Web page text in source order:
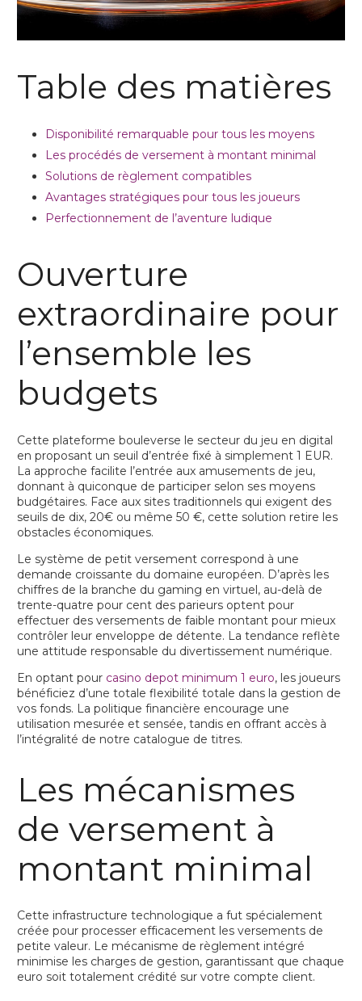
Table des matières
Disponibilité remarquable pour tous les moyens
Les procédés de versement à montant minimal
Solutions de règlement compatibles
Avantages stratégiques pour tous les joueurs
Perfectionnement de l’aventure ludique
Ouverture
extraordinaire pour
l’ensemble les
budgets
Cette plateforme bouleverse le secteur du jeu en digital
en proposant un seuil d’entrée fixé à simplement 1 EUR.
La approche facilite l’entrée aux amusements de jeu,
donnant à quiconque de participer selon ses moyens
budgétaires. Face aux sites traditionnels qui exigent des
seuils de dix, 20€ ou même 50 €, cette solution retire les
obstacles économiques.
Le système de petit versement correspond à une
demande croissante du domaine européen. D’après les
chiffres de la branche du gaming en virtuel, au-delà de
trente-quatre pour cent des parieurs optent pour
effectuer des versements de faible montant pour mieux
contrôler leur enveloppe de détente. La tendance reflète
une attitude responsable du divertissement numérique.
En optant pour casino depot minimum 1 euro, les joueurs
bénéficiez d’une totale flexibilité totale dans la gestion de
vos fonds. La politique financière encourage une
utilisation mesurée et sensée, tandis en offrant accès à
l’intégralité de notre catalogue de titres.
Les mécanismes
de versement à
montant minimal
Cette infrastructure technologique a fut spécialement
créée pour processer efficacement les versements de
petite valeur. Le mécanisme de règlement intégré
minimise les charges de gestion, garantissant que chaque
euro soit totalement crédité sur votre compte client.